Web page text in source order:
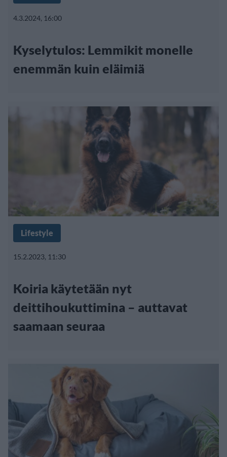
4.3.2024, 16:00
Kyselytulos: Lemmikit monelle
enemmän kuin eläimiä
Lifestyle
15.2.2023, 11:30
Koiria käytetään nyt
deittihoukuttimina – auttavat
saamaan seuraa